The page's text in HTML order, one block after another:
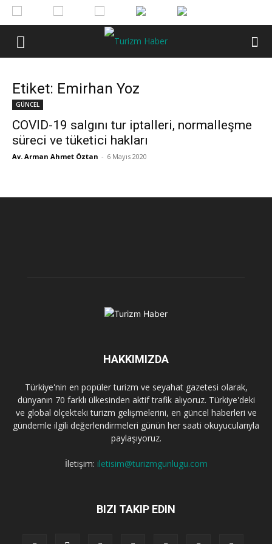
Etiket: Emirhan Yoz
GÜNCEL
COVID-19 salgını tur iptalleri, normalleşme
süreci ve tüketici hakları
Av. Arman Ahmet Öztan - 6 Mayıs 2020
HAKKIMIZDA
Türkiye'nin en popüler turizm ve seyahat gazetesi olarak,
dünyanın 70 farklı ülkesinden aktif trafik alıyoruz. Türkiye'deki
ve global ölçekteki turizm gelişmelerini, en güncel haberleri ve
gündemle ilgili değerlendirmeleri günün her saati okuyucularıyla
paylaşıyoruz.
İletişim: iletisim@turizmgunlugu.com
BIZI TAKIP EDIN